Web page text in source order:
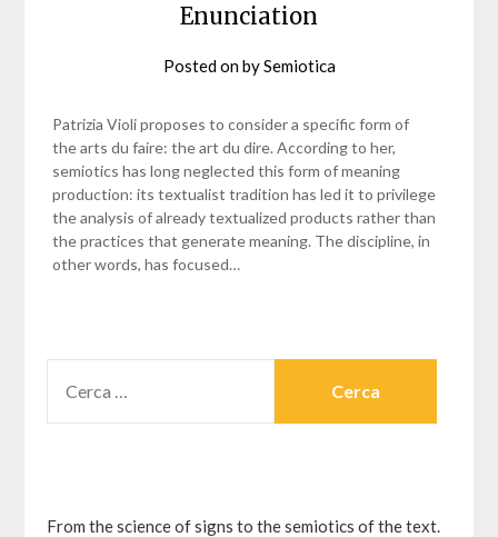
Enunciation
Posted onbySemiotica
Patrizia Violi proposes to consider a specific form of
the arts du faire: the art du dire. According to her,
semiotics has long neglected this form of meaning
production: its textualist tradition has led it to privilege
the analysis of already textualized products rather than
the practices that generate meaning. The discipline, in
other words, has focused…
PER:
From the science of signs to the semiotics of the text.